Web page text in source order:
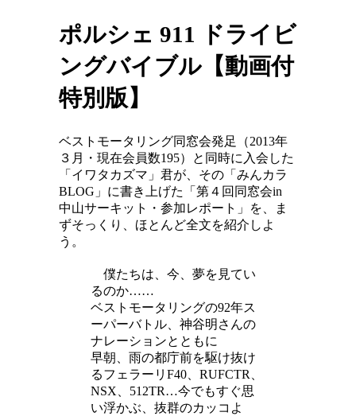
ポルシェ 911 ドライビ
ングバイブル【動画付
特別版】
ベストモータリング同窓会発足（2013年
３月・現在会員数195）と同時に入会した
「イワタカズマ」君が、その「みんカラ
BLOG」に書き上げた「第４回同窓会in
中山サーキット・参加レポート」を、ま
ずそっくり、ほとんど全文を紹介しよ
う。
僕たちは、今、夢を見てい
るのか……
ベストモータリングの92年ス
ーパーバトル、神谷明さんの
ナレーションとともに
早朝、雨の都庁前を駆け抜け
るフェラーリF40、RUFCTR、
NSX、512TR…今でもすぐ思
い浮かぶ、抜群のカッコよ